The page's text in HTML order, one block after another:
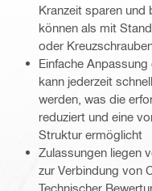
Kranzeit sparen und
können als mit
oder
Einfache
kann jederzeit
werden, was die
reduziert und eine
Struktur ermöglicht
Zulassungen liegen
zur Verbindung von
Technischer